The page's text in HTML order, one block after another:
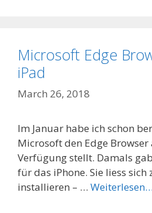
Microsoft Edge
iPad
March 26, 2018
Im Januar habe ich schon
Microsoft den Edge
Verfügung stellt. Damals
für das iPhone. Sie liess
installieren – … Weiterlesen…